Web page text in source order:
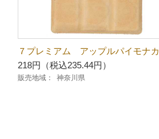
７プレミアム アップルパイモナカ
218円（税込235.44円）
販売地域： 神奈川県